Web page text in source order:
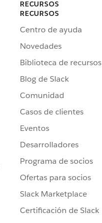
RECURSOS
RECURSOS
Centro de ayuda
Novedades
Biblioteca de recursos
Blog de Slack
Comunidad
Casos de clientes
Eventos
Desarrolladores
Programa de socios
Ofertas para socios
Slack Marketplace
Certificación de Slack